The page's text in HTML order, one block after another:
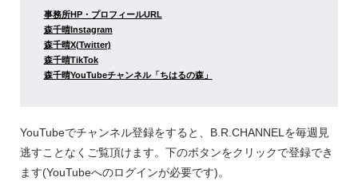
事務所HP・プロフィールURL
森千晴Instagram
森千晴X(Twitter)
森千晴TikTok
森千晴YouTubeチャンネル「ちはるの森」
YouTubeでチャンネル登録をすると、B.R.CHANNELを毎週見
逃すことなくご覧頂けます。下のボタンをクリックで登録でき
ます(YouTubeへのログインが必要です)。